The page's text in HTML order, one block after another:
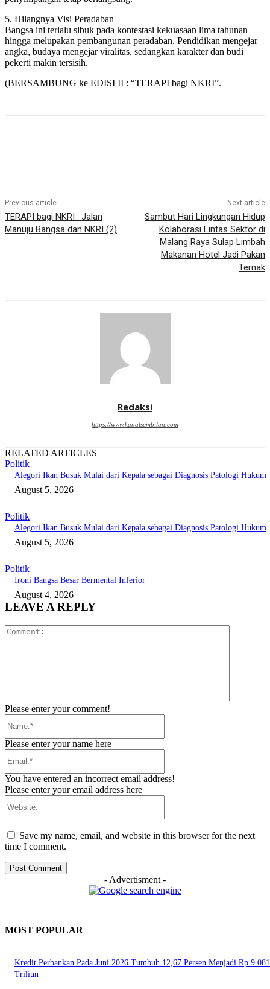
5. Hilangnya Visi Peradaban
Bangsa ini terlalu sibuk pada kontestasi kekuasaan lima tahunan
hingga melupakan pembangunan peradaban. Pendidikan mengejar
angka, budaya mengejar viralitas, sedangkan karakter dan budi
pekerti makin tersisih.
(BERSAMBUNG ke EDISI II : “TERAPI bagi NKRI”.
Previous article
TERAPI bagi NKRI : Jalan
Manuju Bangsa dan NKRI (2)
Next article
Sambut Hari Lingkungan Hidup
Kolaborasi Lintas Sektor di
Malang Raya Sulap Limbah
Makanan Hotel Jadi Pakan
Ternak
Redaksi
https://www.kanalsembilan.com
RELATED ARTICLES
Politik
Alegori Ikan Busuk Mulai dari Kepala sebagai Diagnosis Patologi Hukum
August 5, 2026
Politik
Alegori Ikan Busuk Mulai dari Kepala sebagai Diagnosis Patologi Hukum
August 5, 2026
Politik
Ironi Bangsa Besar Bermental Inferior
August 4, 2026
LEAVE A REPLY
Please enter your comment!
Please enter your name here
You have entered an incorrect email address!
Please enter your email address here
Save my name, email, and website in this browser for the next
time I comment.
- Advertisment -
MOST POPULAR
Kredit Perbankan Pada Juni 2026 Tumbuh 12,67 Persen Menjadi Rp 9.081
Triliun